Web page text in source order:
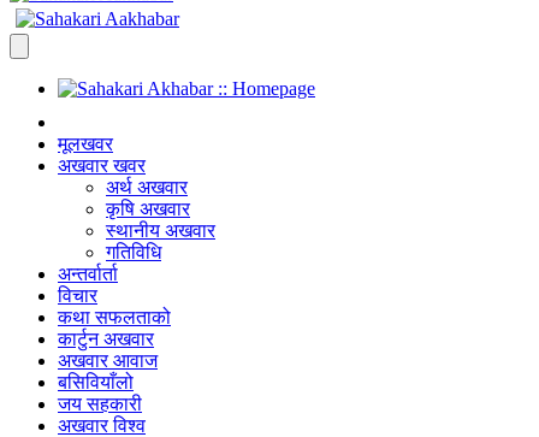
मूलखवर
अखवार खवर
अर्थ अखवार
कृषि अखवार
स्थानीय अखवार
गतिविधि
अन्तर्वार्ता
विचार
कथा सफलताको
कार्टुन अखवार
अखवार आवाज
बसिवियाँलो
जय सहकारी
अखवार विश्व